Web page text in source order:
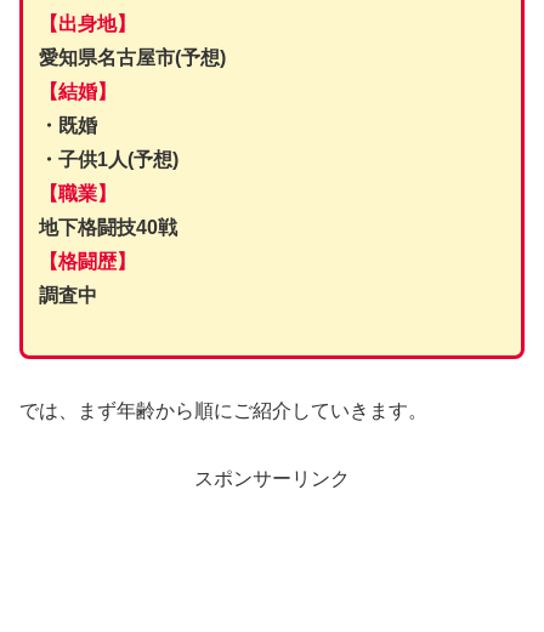
【出身地】
愛知県名古屋市(予想)
【結婚】
・既婚
・子供1人(予想)
【職業】
地下格闘技40戦
【格闘歴】
調査中
では、まず年齢から順にご紹介していきます。
スポンサーリンク